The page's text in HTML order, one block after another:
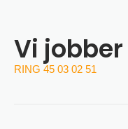
Vi
RING 45 03 02 51